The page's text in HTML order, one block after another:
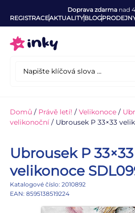
Doprava zdarma nad
REGISTRACEAKTUALITYBLOG
Domů / Právě letí! / Velikonoce /
velikonoční / Ubrousek P 33×33
Ubrousek P 33×33
velikonoce
Katalogové číslo: 2010892
EAN: 8595138519224